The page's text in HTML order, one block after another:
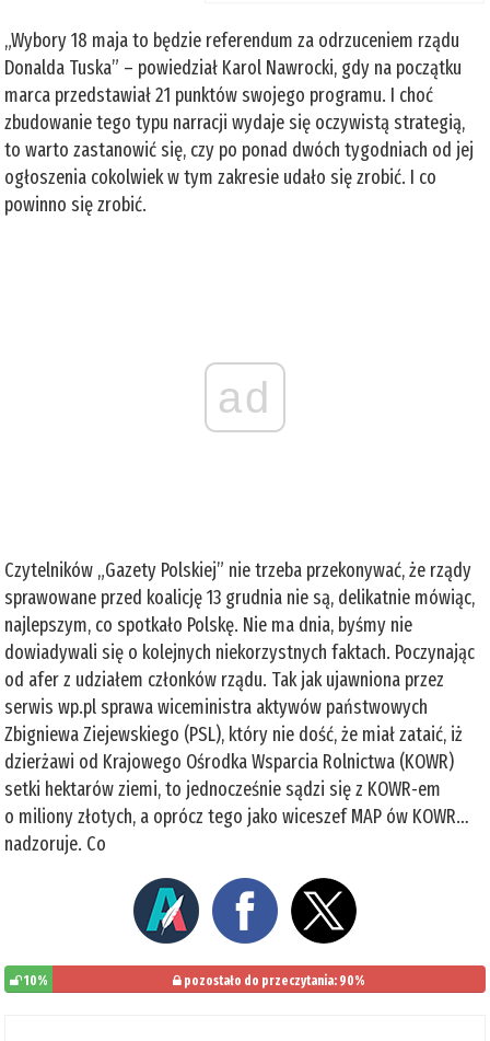
„Wybory 18 maja to będzie referendum za odrzuceniem rządu
Donalda Tuska” – powiedział Karol Nawrocki, gdy na początku
marca przedstawiał 21 punktów swojego programu. I choć
zbudowanie tego typu narracji wydaje się oczywistą strategią,
to warto zastanowić się, czy po ponad dwóch tygodniach od jej
ogłoszenia cokolwiek w tym zakresie udało się zrobić. I co
powinno się zrobić.
ad
Czytelników „Gazety Polskiej” nie trzeba przekonywać, że rządy
sprawowane przed koalicję 13 grudnia nie są, delikatnie mówiąc,
najlepszym, co spotkało Polskę. Nie ma dnia, byśmy nie
dowiadywali się o kolejnych niekorzystnych faktach. Poczynając
od afer z udziałem członków rządu. Tak jak ujawniona przez
serwis wp.pl sprawa wiceministra aktywów państwowych
Zbigniewa Ziejewskiego (PSL), który nie dość, że miał zataić, iż
dzierżawi od Krajowego Ośrodka Wsparcia Rolnictwa (KOWR)
setki hektarów ziemi, to jednocześnie sądzi się z KOWR-em
o miliony złotych, a oprócz tego jako wiceszef MAP ów KOWR…
nadzoruje. Co
10% pozostało do przeczytania: 90%